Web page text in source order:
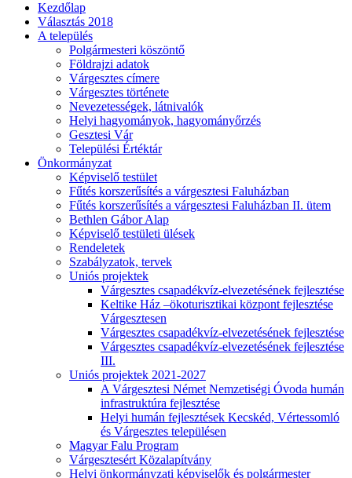
Kezdőlap
Választás 2018
A település
Polgármesteri köszöntő
Földrajzi adatok
Várgesztes címere
Várgesztes története
Nevezetességek, látnivalók
Helyi hagyományok, hagyományőrzés
Gesztesi Vár
Települési Értéktár
Önkormányzat
Képviselő testület
Fűtés korszerűsítés a várgesztesi Faluházban
Fűtés korszerűsítés a várgesztesi Faluházban II. ütem
Bethlen Gábor Alap
Képviselő testületi ülések
Rendeletek
Szabályzatok, tervek
Uniós projektek
Várgesztes csapadékvíz-elvezetésének fejlesztése
Keltike Ház –ökoturisztikai központ fejlesztése
Várgesztesen
Várgesztes csapadékvíz-elvezetésének fejlesztése
Várgesztes csapadékvíz-elvezetésének fejlesztése
III.
Uniós projektek 2021-2027
A Várgesztesi Német Nemzetiségi Óvoda humán
infrastruktúra fejlesztése
Helyi humán fejlesztések Kecskéd, Vértessomló
és Várgesztes településen
Magyar Falu Program
Várgesztesért Közalapítvány
Helyi önkormányzati képviselők és polgármester